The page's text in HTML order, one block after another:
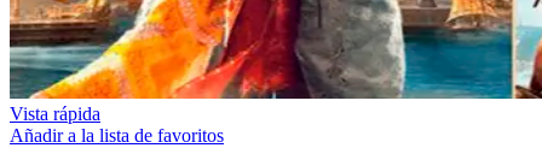
Vista rápida
Añadir a la lista de favoritos